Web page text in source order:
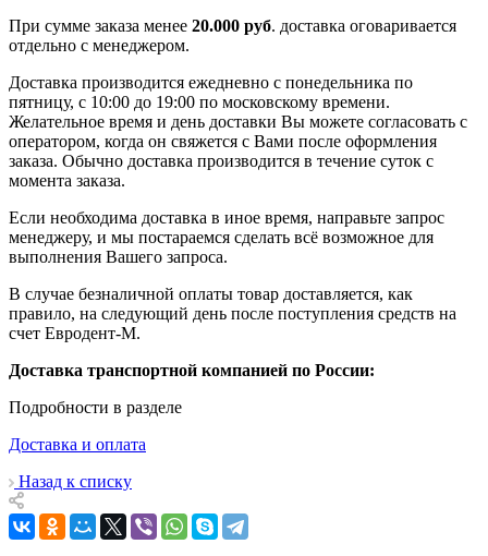
При сумме заказа менее 20.000 руб. доставка оговаривается
отдельно с менеджером.
Доставка производится ежедневно с понедельника по
пятницу, с 10:00 до 19:00 по московскому времени.
Желательное время и день доставки Вы можете согласовать с
оператором, когда он свяжется с Вами после оформления
заказа. Обычно доставка производится в течение суток с
момента заказа.
Если необходима доставка в иное время, направьте запрос
менеджеру, и мы постараемся сделать всё возможное для
выполнения Вашего запроса.
В случае безналичной оплаты товар доставляется, как
правило, на следующий день после поступления средств на
счет Евродент-М.
Доставка транспортной компанией по России:
Подробности в разделе
Доставка и оплата
Назад к списку